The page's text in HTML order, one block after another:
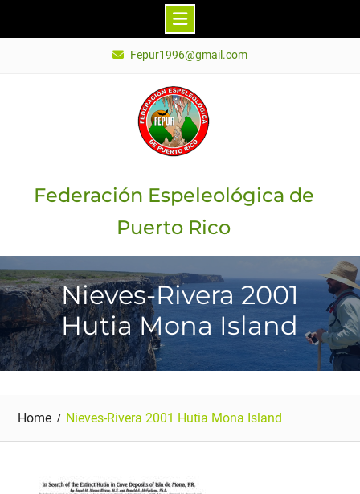
Fepur1996@gmail.com
Federación Espeleológica de
Puerto Rico
Nieves-Rivera 2001
Hutia Mona Island
Home Nieves-Rivera 2001 Hutia Mona Island